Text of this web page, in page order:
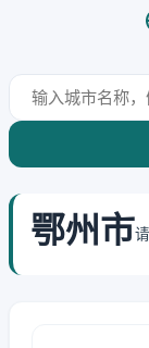
鄂州市